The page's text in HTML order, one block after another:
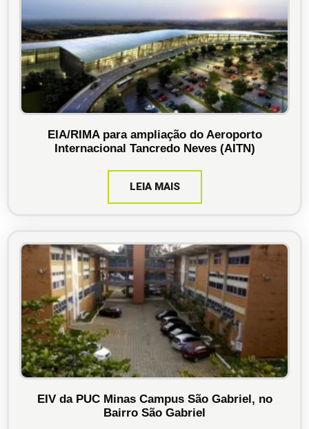
EIA/RIMA para ampliação do Aeroporto
Internacional Tancredo Neves (AITN)
LEIA MAIS
EIV da PUC Minas Campus São Gabriel, no
Bairro São Gabriel